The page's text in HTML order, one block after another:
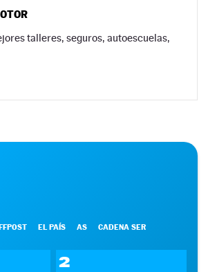
talleres, seguros, autoescuelas,
EL PAÍS AS CADENA SER
2